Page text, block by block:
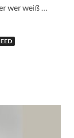
wer weiß …